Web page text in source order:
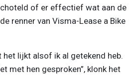
of er effectief wat aan de
renner van Visma-Lease a Bike
het lijkt alsof ik al getekend heb.
met hen gesproken”, klonk het